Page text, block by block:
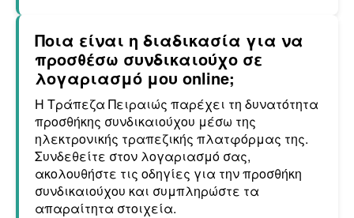
Ποια είναι η διαδικασία για να
προσθέσω συνδικαιούχο σε
λογαριασμό μου online;
Η Τράπεζα Πειραιώς παρέχει τη δυνατότητα
προσθήκης συνδικαιούχου μέσω της
ηλεκτρονικής τραπεζικής πλατφόρμας της.
Συνδεθείτε στον λογαριασμό σας,
ακολουθήστε τις οδηγίες για την προσθήκη
συνδικαιούχου και συμπληρώστε τα
απαραίτητα στοιχεία.